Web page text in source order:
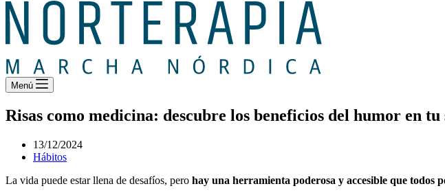
Menú
Risas como medicina: descubre los beneficios del humor en tu
13/12/2024
Hábitos
La vida puede estar llena de desafíos, pero hay una herramienta poderosa y accesible que todos